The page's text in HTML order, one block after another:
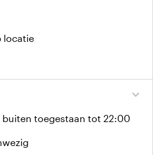
locatie
expand_more
toegestaan tot 22:00